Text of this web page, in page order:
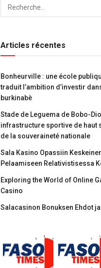
Articles récentes
Bonheurville : une école
traduit l’ambition d’investir
burkinabè
Stade de Leguema de Bobo-
infrastructure sportive de haut
de la souveraineté nationale
Sala Kasino Opassiin
Pelaamiseen Relativistisessa
Exploring the World of Online
Casino
Salacasinon Bonuksen Ehdot